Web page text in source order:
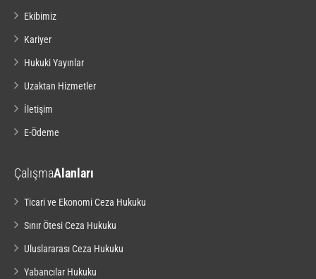
Ekibimiz
Kariyer
Hukuki Yayınlar
Uzaktan Hizmetler
İletişim
E-Ödeme
ÇalışmaAlanları
Ticari ve Ekonomi Ceza Hukuku
Sınır Ötesi Ceza Hukuku
Uluslararası Ceza Hukuku
Yabancılar Hukuku